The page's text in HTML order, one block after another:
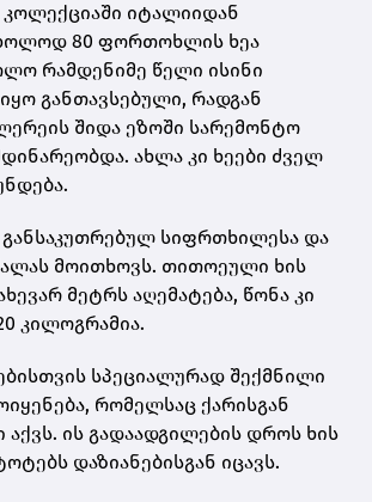
კოლექციაში იტალიიდან
80 ფორთოხლის ხეა
რამდენიმე წელი ისინი
განთავსებული, რადგან
შიდა ეზოში სარემონტო
ახლა კი ხეები ძველ
განსაკუთრებულ სიფრთხილესა და
მოითხოვს. თითოეული ხის
მეტრს აღემატება, წონა კი
კილოგრამია.
სპეციალურად შექმნილი
რომელსაც ქარისგან
აქვს. ის გადაადგილების დროს ხის
დაზიანებისგან იცავს.